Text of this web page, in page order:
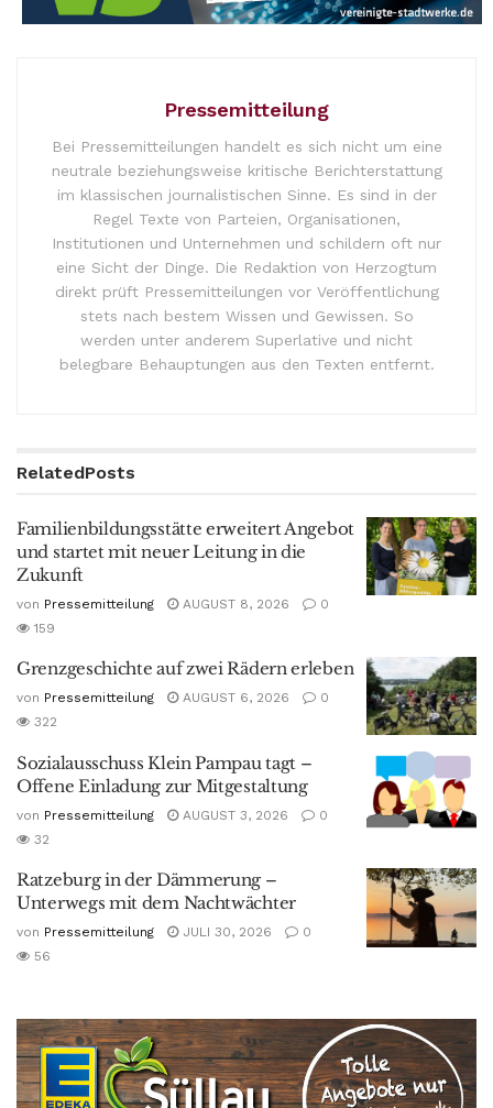
Pressemitteilung
Bei Pressemitteilungen handelt es sich nicht um eine
neutrale beziehungsweise kritische Berichterstattung
im klassischen journalistischen Sinne. Es sind in der
Regel Texte von Parteien, Organisationen,
Institutionen und Unternehmen und schildern oft nur
eine Sicht der Dinge. Die Redaktion von Herzogtum
direkt prüft Pressemitteilungen vor Veröffentlichung
stets nach bestem Wissen und Gewissen. So
werden unter anderem Superlative und nicht
belegbare Behauptungen aus den Texten entfernt.
RelatedPosts
Familienbildungsstätte erweitert Angebot
und startet mit neuer Leitung in die
Zukunft
von Pressemitteilung AUGUST 8, 2026
0
159
Grenzgeschichte auf zwei Rädern erleben
von Pressemitteilung AUGUST 6, 2026
0
322
Sozialausschuss Klein Pampau tagt –
Offene Einladung zur Mitgestaltung
von Pressemitteilung AUGUST 3, 2026
0
32
Ratzeburg in der Dämmerung –
Unterwegs mit dem Nachtwächter
von Pressemitteilung JULI 30, 2026
0
56